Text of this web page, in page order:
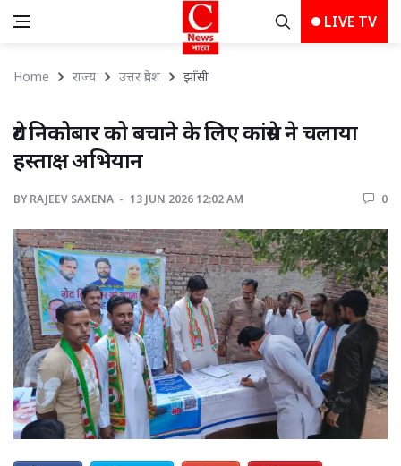
LIVE TV
Home राज्य उत्तर प्रदेश झाँसी
ग्रेट निकोबार को बचाने के लिए कांग्रेस ने चलाया
हस्ताक्ष अभियान
BY RAJEEV SAXENA 13 JUN 2026 12:02 AM 0